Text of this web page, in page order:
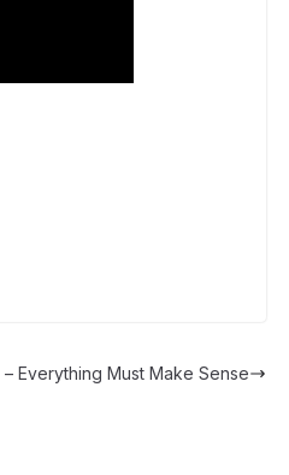
Everything Must Make Sense